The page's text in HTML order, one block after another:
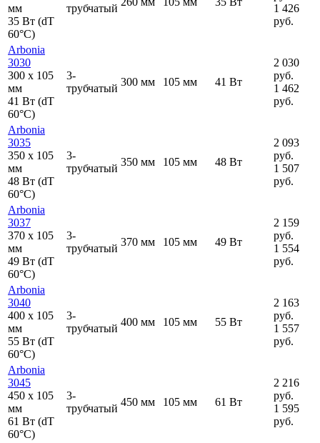
мм
35 Вт (dT
60°C)
трубчатый
1 426
руб.
Arbonia
3030
300 x 105
мм
41 Вт (dT
60°C)
3-
трубчатый
300 мм 105 мм 41 Вт
2 030
руб.
1 462
руб.
Arbonia
3035
350 x 105
мм
48 Вт (dT
60°C)
3-
трубчатый
350 мм 105 мм 48 Вт
2 093
руб.
1 507
руб.
Arbonia
3037
370 x 105
мм
49 Вт (dT
60°C)
3-
трубчатый
370 мм 105 мм 49 Вт
2 159
руб.
1 554
руб.
Arbonia
3040
400 x 105
мм
55 Вт (dT
60°C)
3-
трубчатый
400 мм 105 мм 55 Вт
2 163
руб.
1 557
руб.
Arbonia
3045
450 x 105
мм
61 Вт (dT
60°C)
3-
трубчатый
450 мм 105 мм 61 Вт
2 216
руб.
1 595
руб.